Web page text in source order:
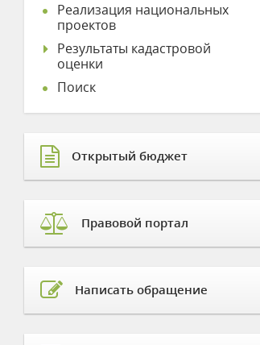
Реализация национальных
проектов
Результаты кадастровой
оценки
Поиск
Открытый бюджет
Правовой портал
Написать обращение